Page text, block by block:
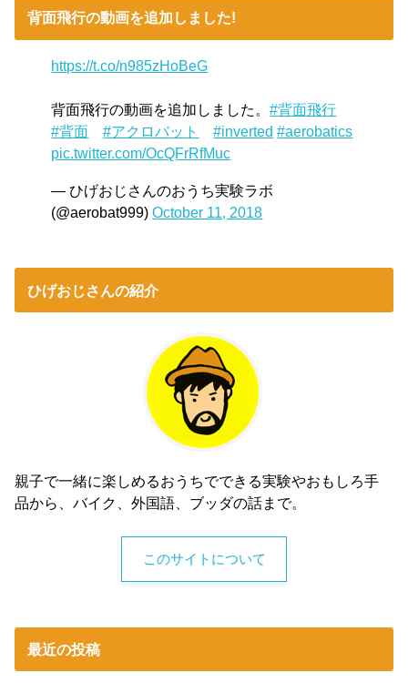
背面飛行の動画を追加しました!
https://t.co/n985zHoBeG
背面飛行の動画を追加しました。#背面飛行
#背面
#アクロバット #inverted #aerobatics
pic.twitter.com/OcQFrRfMuc
— ひげおじさんのおうち実験ラボ
(@aerobat999)October 11, 2018
ひげおじさんの紹介
親子で一緒に楽しめるおうちでできる実験やおもしろ手
品から、バイク、外国語、ブッダの話まで。
このサイトについて
最近の投稿